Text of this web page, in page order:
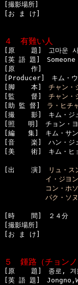
[撮影場所]
[お ま け]
４　有難い人
[原    題]　고마운
[英 語 題]　
[原    作]
[Producer]　キム・ウ
[脚    本] チャン・
[監    督] チャン・
[助 監 督] ラ・ヒチ
[撮    影]　キム・ジ
[照　　明]　チョン・
[編　　集]　キム・サ
[音    楽]　ハン・ジ
[美    術]　キム・ヒ
[出    演] リュ・ス
イ・ジヨン
コン・ホ
パク・ソヌ
[時    間]　２４分
[撮影場所]
[お ま け]
５　鍾路（チョン
[原    題]　종로, 겨
[英 語 題]　